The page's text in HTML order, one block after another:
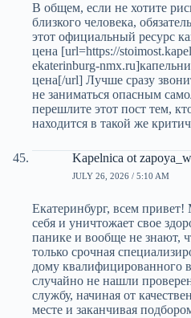
В общем, если не хотите
близкого человека,
этот официальный ресурс
цена [url=https://
ekaterinburg-
цена[/url] Лучше сразу
не заниматься опасным
перешлите этот пост тем,
находится в такой же
Kapelnica ot
JULY 26, 2026 / 5:10 AM
Екатеринбург, всем
себя и уничтожает свое
панике и вообще не знают,
только срочная
дому квалифицированного
случайно не нашли
службу, начиная от
месте и заканчивая